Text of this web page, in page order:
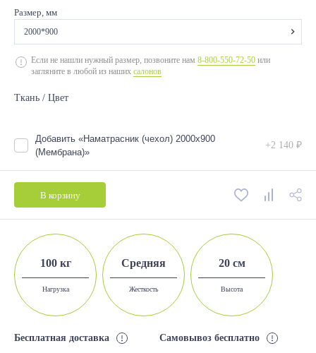
Размер, мм
2000*900
2000*700
2000*900
2000*1400
2000*1600
2000*1800
Если не нашли нужный размер, позвоните нам 8-800-550-72-50 или
загляните в любой из наших салонов
Ткань / Цвет
Добавить «Наматрасник (чехол) 2000х900
(Мембрана)»
+2 140 ₽
В корзину
100 кг
Нагрузка
Средняя
Жесткость
20 см
Высота
Бесплатная доставка Самовывоз бесплатно